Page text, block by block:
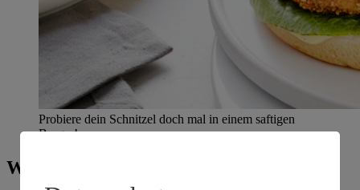
Probiere dein Schnitzel doch mal in einem saftigen
Burger!
Wie im Himmel: Schnitzel-Rezepte